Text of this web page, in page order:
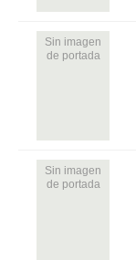
Sin imagen
de portada
Sin imagen
de portada